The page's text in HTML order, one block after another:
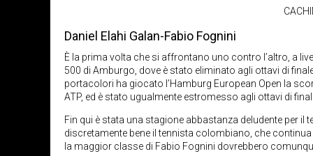
Daniel Elahi Galan-Fabio Fognini
È la prima volta che si affrontano uno contro l’altro, a
500 di Amburgo, dove è stato eliminato agli ottavi di
portacolori ha giocato l’Hamburg European Open la
ATP, ed è stato ugualmente estromesso agli ottavi di
Fin qui è stata una stagione abbastanza deludente per
discretamente bene il tennista colombiano, che continua
la maggior classe di Fabio Fognini dovrebbero